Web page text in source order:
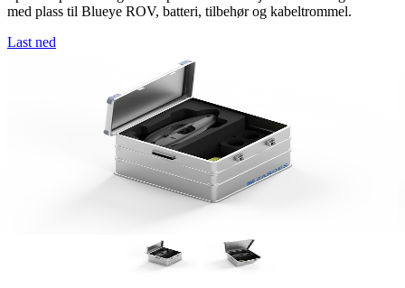
med plass til Blueye ROV, batteri, tilbehør og kabeltrommel.
Last ned